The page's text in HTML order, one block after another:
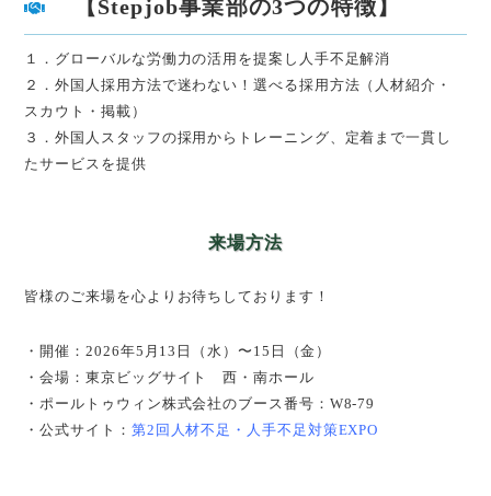
【Stepjob事業部の3つの特徴】
１．グローバルな労働力の活用を提案し人手不足解消
２．外国人採用方法で迷わない！選べる採用方法（人材紹介・
スカウト・掲載）
３．外国人スタッフの採用からトレーニング、定着まで一貫し
たサービスを提供
来場方法
皆様のご来場を心よりお待ちしております！
・開催：2026年5月13日（水）〜15日（金）
・会場：東京ビッグサイト 西・南ホール
・ポールトゥウィン株式会社のブース番号：W8-79
・公式サイト： 第2回人材不足・人手不足対策EXPO